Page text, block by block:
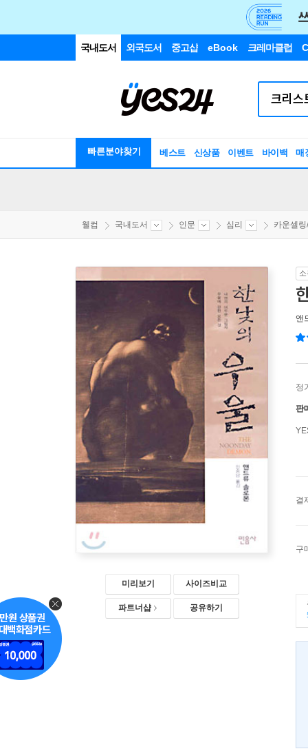
국내도서 외국도서 중고샵 eBook 크레마클럽
빠른분야찾기 베스트 신상품 이벤트 바이백 매
웰컴 국내도서 인문 심리 카운셀
미리보기 사이즈비교
파트너샵 공유하기
앤
정
판
결
구